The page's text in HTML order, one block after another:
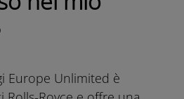
Europe Unlimited è